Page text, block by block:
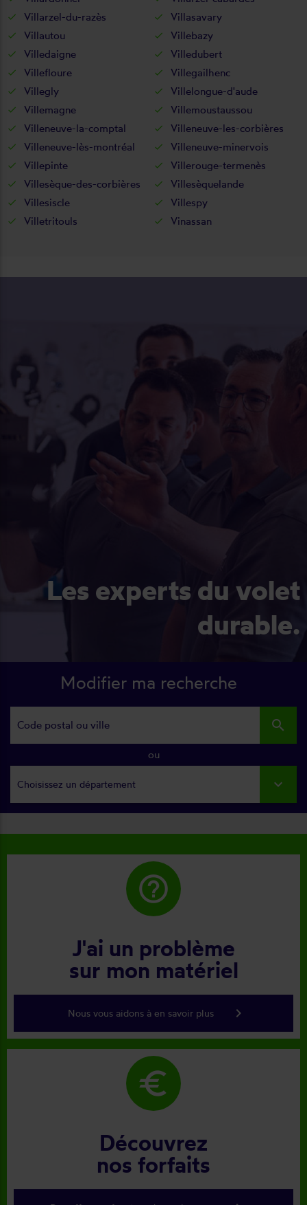
Villarzel-du-razès
Villasavary
Villautou
Villebazy
Villedaigne
Villedubert
Villefloure
Villegailhenc
Villegly
Villelongue-d'aude
Villemagne
Villemoustaussou
Villeneuve-la-comptal
Villeneuve-les-corbières
Villeneuve-lès-montréal
Villeneuve-minervois
Villepinte
Villerouge-termenès
Villesèque-des-corbières
Villesèquelande
Villesiscle
Villespy
Villetritouls
Vinassan
Les experts du volet
durable.
Modifier ma recherche
search
ou
Choisissez un département
help_outline
J'ai un problème
sur mon matériel
Nous vous aidons à en savoir plus keyboard_arrow_right
euro
Découvrez
nos forfaits